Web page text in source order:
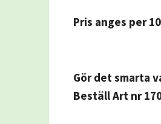
Pris anges per
Gör det smarta
Beställ Art nr